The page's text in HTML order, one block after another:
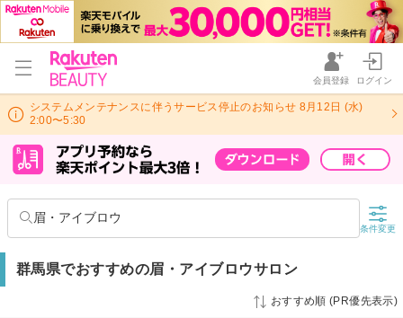
会員登録 ログイン
システムメンテナンスに伴うサービス停止のお知らせ 8月12日 (水)
2:00〜5:30
眉・アイブロウ
条件変更
群馬県でおすすめの眉・アイブロウサロン
おすすめ順 (PR優先表示)